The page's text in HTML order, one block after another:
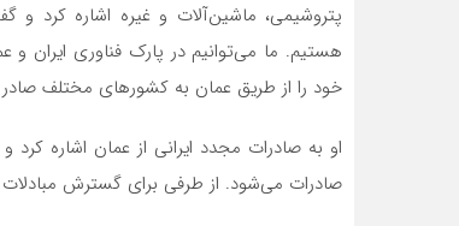
پتروشیمی، ماشین‌آلات و غیره اشاره کرد
هستیم. ما می‌توانیم در پارک فناوری ایران
خود را از طریق عمان به کشورهای مختلف
او به صادرات مجدد ایرانی از عمان اشاره
صادرات می‌شود. از طرفی برای گسترش